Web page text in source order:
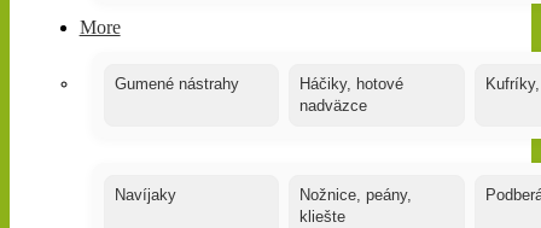
More
Gumené nástrahy
Háčiky, hotové
nadväzce
Navíjaky
Nožnice, peány,
kliešte